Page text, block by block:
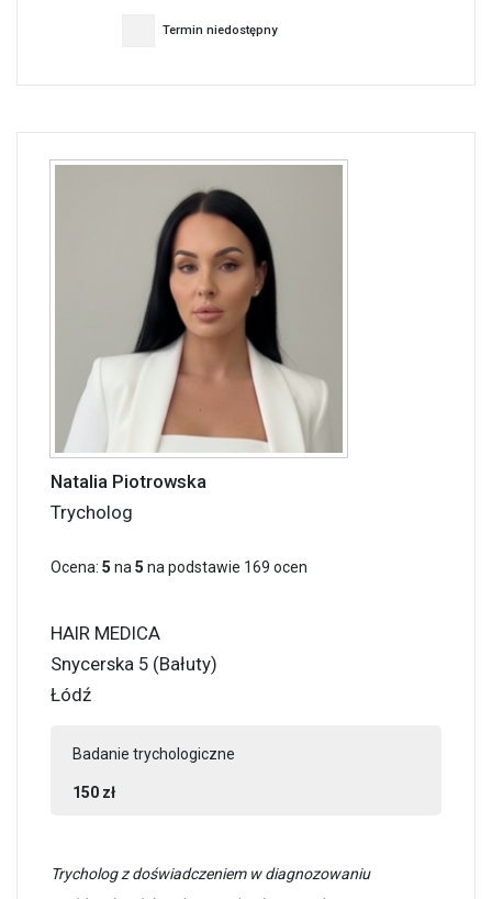
Termin niedostępny
Natalia Piotrowska
Trycholog
Ocena: 5 na5 na podstawie 169 ocen
HAIR MEDICA
Snycerska 5 (Bałuty)
Łódź
Badanie trychologiczne
150 zł
Trycholog z doświadczeniem w diagnozowaniu